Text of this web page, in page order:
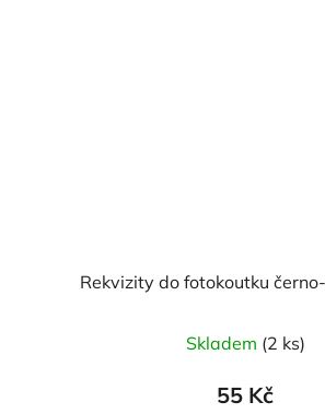
Rekvizity do fotokoutku
Skladem (2 ks)
55 Kč